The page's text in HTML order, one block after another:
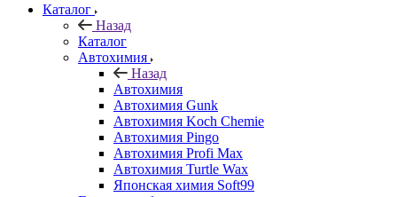
Каталог
Назад
Каталог
Автохимия
Назад
Автохимия
Автохимия Gunk
Автохимия Koch Chemie
Автохимия Pingo
Автохимия Profi Max
Автохимия Turtle Wax
Японская химия Soft99